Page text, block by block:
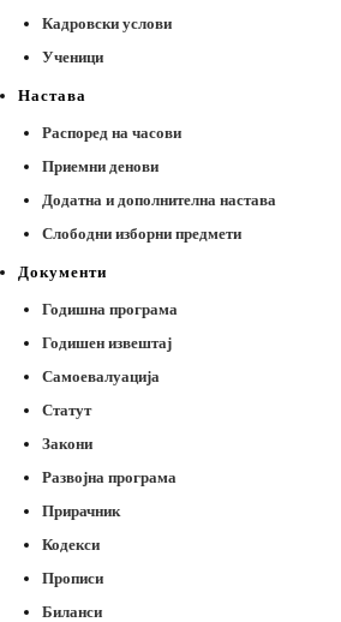
Кадровски услови
Ученици
Настава
Распоред на часови
Приемни денови
Додатна и дополнителна настава
Слободни изборни предмети
Документи
Годишна програма
Годишен извештај
Самоевалуација
Статут
Закони
Развојна програма
Прирачник
Кодекси
Прописи
Биланси